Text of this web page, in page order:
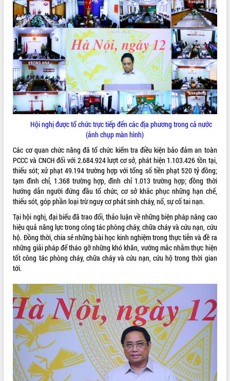
Hội nghị UBND tỉnh Đắk Lắk thường kỳ
tháng 7/2026
Lễ truy tặng danh hiệu “Bà Mẹ Việt
Nam Anh hùng” và trao Huân chương
Lao động
UBND tỉnh Đắk Lắk triển khai nhiệm
vụ 6 tháng cuối năm 2026
Kỳ họp thứ Hai, Hội đồng nhân dân
tỉnh khóa XI quyết nghị nhiều nội dung
quan trọng
Triết thăm, tặng quà người có công với
Rà soát, hoàn thiện hệ thống thiết chế
văn hóa, thể thao đáp ứng yêu cầu
phát triển mới
Thường trực HĐND tỉnh Đắk Lắk gặp
mặt Đoàn chuyên gia y tế TP. Hồ Chí
Minh
Lễ truy điệu và an táng hài cốt liệt sĩ
tại Nghĩa trang Liệt sĩ xã Sơn Hòa
Bàn giải pháp tháo gỡ khó khăn trong
xuất khẩu sầu riêng và triển khai quy
định EUDR
trường Nguyễn Hoàng Hiệp khảo sát
vùng trồng và doanh nghiệp đóng gói
sầu riêng tại Đắk Lắk
Trình diễn nghệ thuật chế biến các
món ăn từ sầu riêng
Đắk Lắk công bố Quy hoạch và xúc
tiến đầu tư tỉnh
Ngành cá ngừ Đắk Lắk chủ động thích
ứng để giữ vững thị trường xuất khẩu
ALBUM ẢNH
LIÊN KẾT WEB
THỐNG KÊ TRUY CẬP
Hôm nay:
28185
Tất cả:
66040925
Hội nghị được tổ chức trực tiếp đến các địa phương trong cả nước
(ảnh chụp màn hình)
Các cơ quan chức năng đã tổ chức kiểm tra điều kiện bảo đảm an toàn
PCCC và CNCH đối với 2.684.924 lượt cơ sở, phát hiện 1.103.426 tồn tại,
thiếu sót; xử phạt 49.194 trường hợp với tổng số tiền phạt 520 tỷ đồng;
tạm đình chỉ, 1.368 trường hợp, đình chỉ 1.013 trường hợp; đồng thời
hướng dẫn người đứng đầu tổ chức, cơ sở khắc phục những hạn chế,
thiếu sót, góp phần loại trừ nguy cơ phát sinh cháy, nổ, sự cố tai nạn.
Tại hội nghị, đại biểu đã trao đổi, thảo luận về những biện pháp nâng cao
hiệu quả năng lực trong công tác phòng cháy, chữa cháy và cứu nạn, cứu
hộ. Đồng thời, chia sẻ những bài học kinh nghiệm trong thực tiễn và đề ra
những giải pháp để tháo gỡ những khó khăn, vướng mắc nhằm thực hiện
tốt công tác phòng cháy, chữa cháy và cứu nạn, cứu hộ trong thời gian
tới.